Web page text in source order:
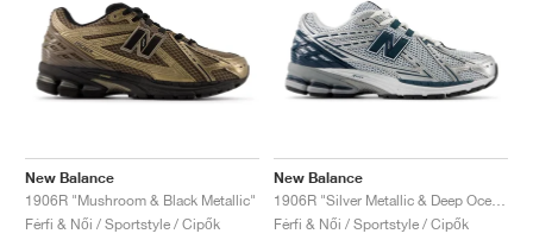
New Balance
1906R "Mushroom & Black Metallic"
Férfi & Női / Sportstyle / Cipők
New Balance
1906R "Silver Metallic & Deep Ocean"
Férfi & Női / Sportstyle / Cipők